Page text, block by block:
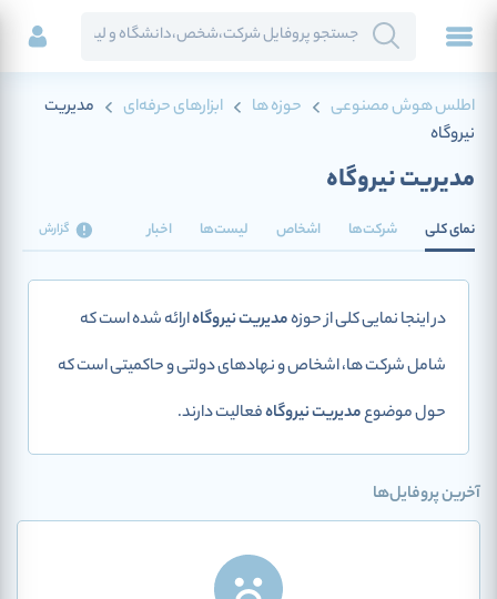
اطلس هوش مصنوعی حوزه ها ابزارهای حرفه‌ای
مدیریت
نیروگاه
مدیریت نیروگاه
نمای کلی شرکت‌ها اشخاص لیست‌ها اخبار گزارش
در اینجا نمایی کلی از حوزهمدیریت نیروگاهارائه شده است که
شامل شرکت ها، اشخاص و نهادهای دولتی و حاکمیتی است که
حول موضوعمدیریت نیروگاهفعالیت دارند.
آخرین پروفایل‌ها